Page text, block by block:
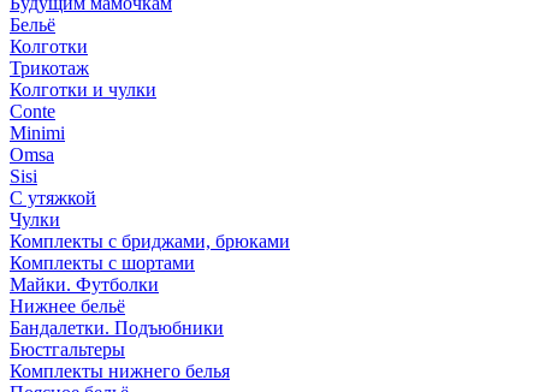
Бельё
Колготки
Трикотаж
Колготки и чулки
Conte
Minimi
Omsa
Sisi
С утяжкой
Чулки
Комплекты с бриджами, брюками
Комплекты с шортами
Майки. Футболки
Нижнее бельё
Бандалетки. Подъюбники
Бюстгальтеры
Комплекты нижнего белья